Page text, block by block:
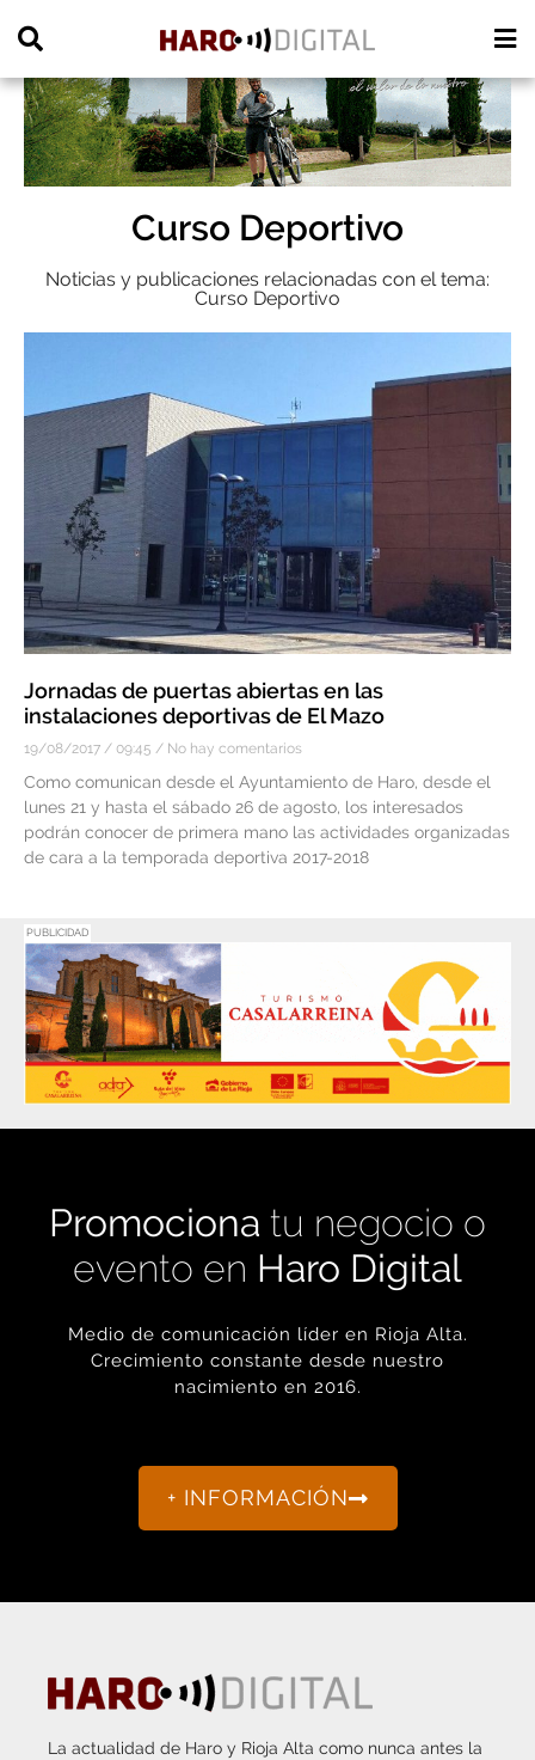
Curso Deportivo
Noticias y publicaciones relacionadas con el tema:
Curso Deportivo
Jornadas de puertas abiertas en las
instalaciones deportivas de El Mazo
19/08/2017 09:45 No hay comentarios
Como comunican desde el Ayuntamiento de Haro, desde el
lunes 21 y hasta el sábado 26 de agosto, los interesados
podrán conocer de primera mano las actividades organizadas
de cara a la temporada deportiva 2017-2018
PUBLICIDAD
Promociona tu negocio o
evento en Haro Digital
Medio de comunicación líder en Rioja Alta.
Crecimiento constante desde nuestro
nacimiento en 2016.
+ INFORMACIÓN
La actualidad de Haro y Rioja Alta como nunca antes la